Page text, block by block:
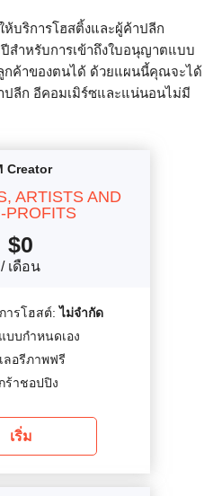
บริการโฮสติ้งและผู้ค้าปลีก
สำหรับการเข้าถึงใบอนุญาตแบบ
กค้าของตนได้ ด้วยแผนนี้คุณจะได้
ปลีก อีคอมเมิร์ซและแน่นอนไม่มี
Creator
ARTISTS AND
PROFITS
$0
/ เดือน
ารโฮสต์:ไม่จำกัด
บบกำหนดเอง
ลอรีภาพฟรี
ร้าชอปปิง
เริ่ม